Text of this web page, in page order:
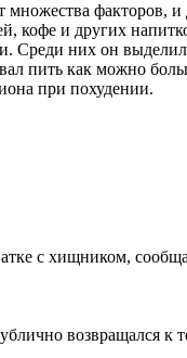
кофе и других
Среди них он
пить как можно
при похудении.
с хищником,
возвращался